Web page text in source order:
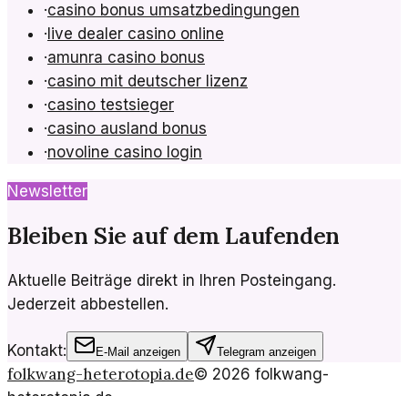
·casino bonus umsatzbedingungen
· live dealer casino online
·amunra casino bonus
·casino mit deutscher lizenz
·casino testsieger
·casino ausland bonus
·novoline casino login
Newsletter
Bleiben Sie auf dem Laufenden
Aktuelle Beiträge direkt in Ihren Posteingang.
Jederzeit abbestellen.
Kontakt: E-Mail anzeigen Telegram anzeigen
folkwang-heterotopia.de© 2026 folkwang-